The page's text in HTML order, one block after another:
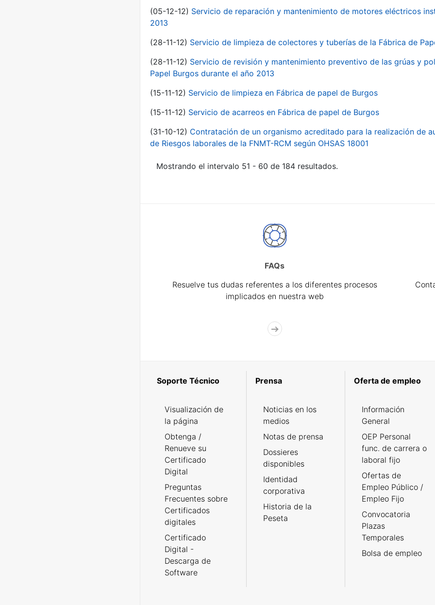
(05-12-12) Servicio de reparación y mantenimiento de motores eléctricos
2013
(28-11-12) Servicio de limpieza de colectores y tuberías de la Fábrica de
(28-11-12) Servicio de revisión y mantenimiento preventivo de las grúas y
Papel Burgos durante el año 2013
(15-11-12) Servicio de limpieza en Fábrica de papel de Burgos
(15-11-12) Servicio de acarreos en Fábrica de papel de Burgos
(31-10-12) Contratación de un organismo acreditado para la realización de
de Riesgos laborales de la FNMT-RCM según OHSAS 18001
Mostrando el intervalo 51 - 60 de 184 resultados.
FAQs
Resuelve tus dudas referentes a los diferentes procesos
implicados en nuestra web
Soporte Técnico
Visualización de
la página
Obtenga /
Renueve su
Certificado
Digital
Preguntas
Frecuentes sobre
Certificados
digitales
Certificado
Digital -
Descarga de
Software
Prensa
Noticias en los
medios
Notas de prensa
Dossieres
disponibles
Identidad
corporativa
Historia de la
Peseta
Oferta de empleo
Información
General
OEP Personal
func. de carrera o
laboral fijo
Ofertas de
Empleo Público /
Empleo Fijo
Convocatoria
Plazas
Temporales
Bolsa de empleo